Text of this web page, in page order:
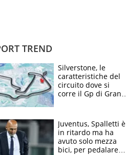
TREND
Silverstone, le
caratteristiche del
circuito dove si
corre il Gp di Gran
Juventus, Spalletti è
in ritardo ma ha
avuto solo mezza
bici, per pedalare